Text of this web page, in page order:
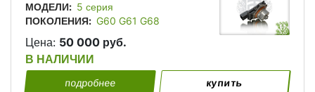
МОДЕЛИ: 5 серия
ПОКОЛЕНИЯ: G60 G61 G68
Цена: 50 000 руб.
В НАЛИЧИИ
подробнее купить